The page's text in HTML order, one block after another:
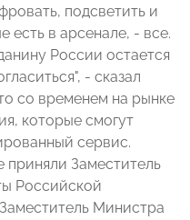
подсветить и
есть в арсенале, - все.
России остается
- сказал
со временем на рынке
которые смогут
сервис.
Заместитель
Российской
Министра